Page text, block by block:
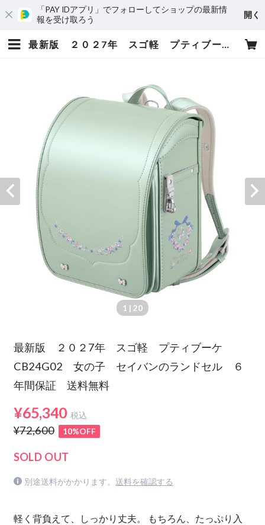
「PAY IDアプリ」でフォローしてショップの最新情
報を受け取ろう
開く
最新版 ２０２7年 スゴ軽 プティブーケ CB24G02 女の子 セイバンのランドセル ６年間保証 送料無料 | 小松屋
1 | 20
最新版 ２０２7年 スゴ軽 プティブーケ
CB24G02 女の子 セイバンのランドセル ６
年間保証 送料無料
¥65,340 税込
¥72,600 10%OFF
SOLD OUT
別途送料がかかります。 送料を確認する
軽く背負えて、しっかり丈夫。 もちろん、たっぷり入